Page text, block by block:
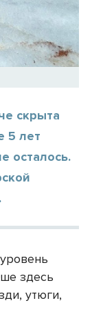
скрыта
5 лет
осталось.
здесь
утюги,